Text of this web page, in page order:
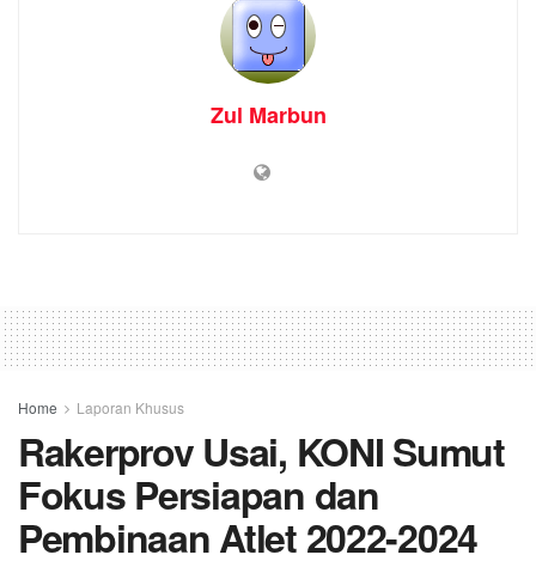
Zul Marbun
Home Laporan Khusus
Rakerprov Usai, KONI Sumut
Fokus Persiapan dan
Pembinaan Atlet 2022-2024